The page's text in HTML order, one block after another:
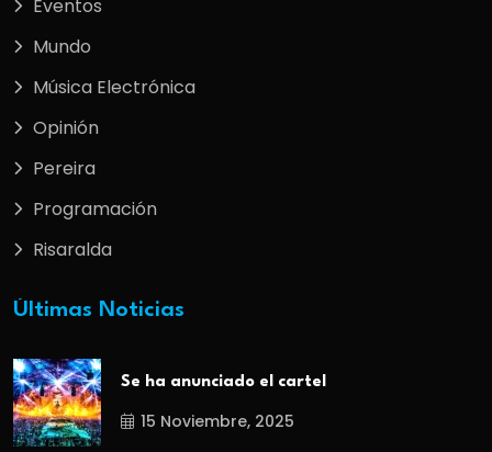
Eventos
Mundo
Música Electrónica
Opinión
Pereira
Programación
Risaralda
Últimas Noticias
Se ha anunciado el cartel
15 Noviembre, 2025